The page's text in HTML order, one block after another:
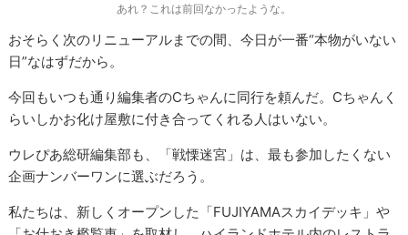
あれ？これは前回なかったような。
おそらく次のリニューアルまでの間、今日が一番“本物がいない
日”なはずだから。
今回もいつも通り編集者のCちゃんに同行を頼んだ。Cちゃんく
らいしかお化け屋敷に付き合ってくれる人はいない。
ウレぴあ総研編集部も、「戦慄迷宮」は、最も参加したくない
企画ナンバーワンに選ぶだろう。
私たちは、新しくオープンした「FUJIYAMAスカイデッキ」や